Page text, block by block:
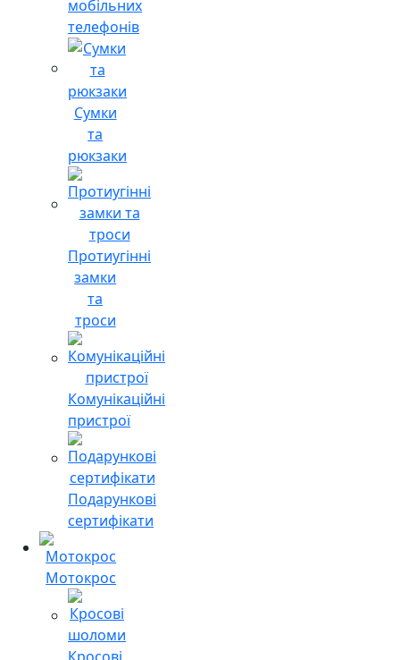
мобільних
телефонів
Сумки
та
рюкзаки
Протиугінні
замки
та
троси
Комунікаційні
пристрої
Подарункові
сертифікати
Мотокрос
Кросові